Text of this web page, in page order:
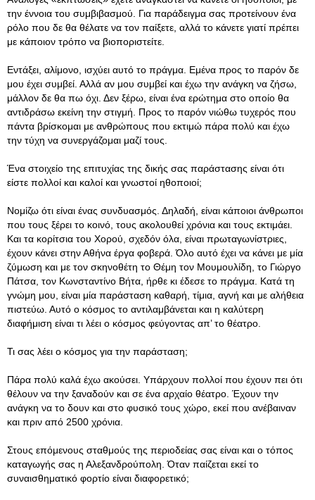
την έννοια του συμβιβασμού. Για παράδειγμα σας προτείνουν ένα
ρόλο που δε θα θέλατε να τον παίξετε, αλλά το κάνετε γιατί πρέπει
με κάποιον τρόπο να βιοποριστείτε.
Εντάξει, αλίμονο, ισχύει αυτό το πράγμα. Εμένα προς το παρόν δε
μου έχει συμβεί. Αλλά αν μου συμβεί και έχω την ανάγκη να ζήσω,
μάλλον δε θα πω όχι. Δεν ξέρω, είναι ένα ερώτημα στο οποίο θα
αντιδράσω εκείνη την στιγμή. Προς το παρόν νιώθω τυχερός που
πάντα βρίσκομαι με ανθρώπους που εκτιμώ πάρα πολύ και έχω
την τύχη να συνεργάζομαι μαζί τους.
Ένα στοιχείο της επιτυχίας της δικής σας παράστασης είναι ότι
είστε πολλοί και καλοί και γνωστοί ηθοποιοί;
Νομίζω ότι είναι ένας συνδυασμός. Δηλαδή, είναι κάποιοι άνθρωποι
που τους ξέρει το κοινό, τους ακολουθεί χρόνια και τους εκτιμάει.
Και τα κορίτσια του Xορού, σχεδόν όλα, είναι πρωταγωνίστριες,
έχουν κάνει στην Αθήνα έργα φοβερά. Όλο αυτό έχει να κάνει με μία
ζύμωση και με τον σκηνοθέτη το Θέμη τον Μουμουλίδη, το Γιώργο
Πάτσα, τον Κωνσταντίνο Βήτα, ήρθε κι έδεσε το πράγμα. Κατά τη
γνώμη μου, είναι μία παράσταση καθαρή, τίμια, αγνή και με αλήθεια
πιστεύω. Αυτό ο κόσμος το αντιλαμβάνεται και η καλύτερη
διαφήμιση είναι τι λέει ο κόσμος φεύγοντας απ’ το θέατρο.
Τι σας λέει ο κόσμος για την παράσταση;
Πάρα πολύ καλά έχω ακούσει. Υπάρχουν πολλοί που έχουν πει ότι
θέλουν να την ξαναδούν και σε ένα αρχαίο θέατρο. Έχουν την
ανάγκη να το δουν και στο φυσικό τους χώρο, εκεί που ανέβαιναν
και πριν από 2500 χρόνια.
Στους επόμενους σταθμούς της περιοδείας σας είναι και ο τόπος
καταγωγής σας η Αλεξανδρούπολη. Όταν παίζεται εκεί το
συναισθηματικό φορτίο είναι διαφορετικό;